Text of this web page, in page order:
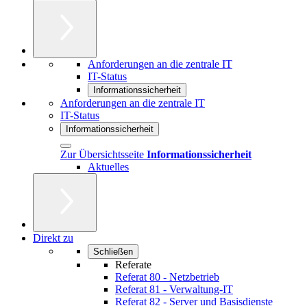
Anforderungen an die zentrale IT
IT-Status
Informationssicherheit
Anforderungen an die zentrale IT
IT-Status
Informationssicherheit
Zur Übersichtsseite Informationssicherheit
Aktuelles
Direkt zu
Schließen
Referate
Referat 80 - Netzbetrieb
Referat 81 - Verwaltung-IT
Referat 82 - Server und Basisdienste